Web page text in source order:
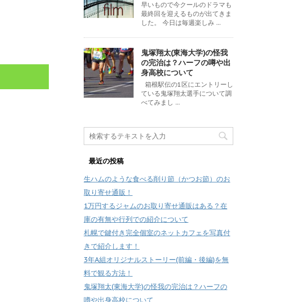
早いもので今クールのドラマも
最終回を迎えるものが出てきま
した。 今日は毎週楽しみ ...
鬼塚翔太(東海大学)の怪我
の完治は？ハーフの噂や出
身高校について
箱根駅伝の1区にエントリーし
ている鬼塚翔太選手について調
べてみまし ...
最近の投稿
生ハムのような食べる削り節（かつお節）のお
取り寄せ通販！
1万円するジャムのお取り寄せ通販はある？在
庫の有無や行列での紹介について
札幌で鍵付き完全個室のネットカフェを写真付
きで紹介します！
3年A組オリジナルストーリー(前編・後編)を無
料で観る方法！
鬼塚翔太(東海大学)の怪我の完治は？ハーフの
噂や出身高校について